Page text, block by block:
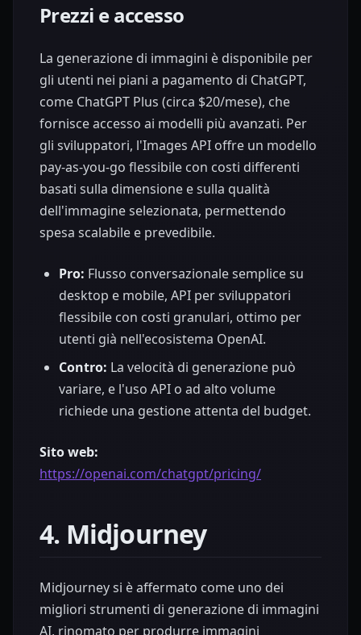
Prezzi e accesso
La generazione di immagini è disponibile per
gli utenti nei piani a pagamento di ChatGPT,
come ChatGPT Plus (circa $20/mese), che
fornisce accesso ai modelli più avanzati. Per
gli sviluppatori, l'Images API offre un modello
pay-as-you-go flessibile con costi differenti
basati sulla dimensione e sulla qualità
dell'immagine selezionata, permettendo
spesa scalabile e prevedibile.
Pro: Flusso conversazionale semplice su
desktop e mobile, API per sviluppatori
flessibile con costi granulari, ottimo per
utenti già nell'ecosistema OpenAI.
Contro: La velocità di generazione può
variare, e l'uso API o ad alto volume
richiede una gestione attenta del budget.
Sito web:
https://openai.com/chatgpt/pricing/
4. Midjourney
Midjourney si è affermato come uno dei
migliori strumenti di generazione di immagini
AI, rinomato per produrre immagini